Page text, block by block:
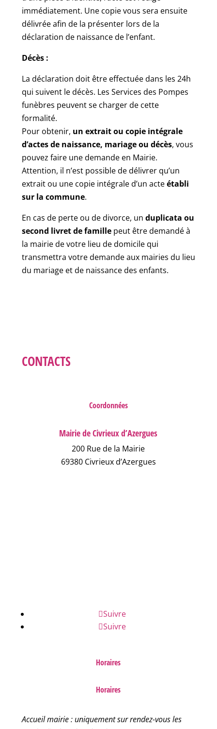
immédiatement. Une copie vous sera ensuite
délivrée afin de la présenter lors de la
déclaration de naissance de l’enfant.
Décès :
La déclaration doit être effectuée dans les 24h
qui suivent le décès. Les Services des Pompes
funèbres peuvent se charger de cette
formalité.
Pour obtenir, un extrait ou copie intégrale
d’actes de naissance, mariage ou décès, vous
pouvez faire une demande en Mairie.
Attention, il n’est possible de délivrer qu’un
extrait ou une copie intégrale d’un acteétabli
sur la commune.
En cas de perte ou de divorce, un duplicata ou
second livret de famillepeut être demandé à
la mairie de votre lieu de domicile qui
transmettra votre demande aux mairies du lieu
du mariage et de naissance des enfants.
CONTACTS
Coordonnées
Mairie de Civrieux d’Azergues
200 Rue de la Mairie
69380 Civrieux d’Azergues
Suivre
Suivre
Horaires
Horaires
Accueil mairie : uniquement sur rendez-vous les